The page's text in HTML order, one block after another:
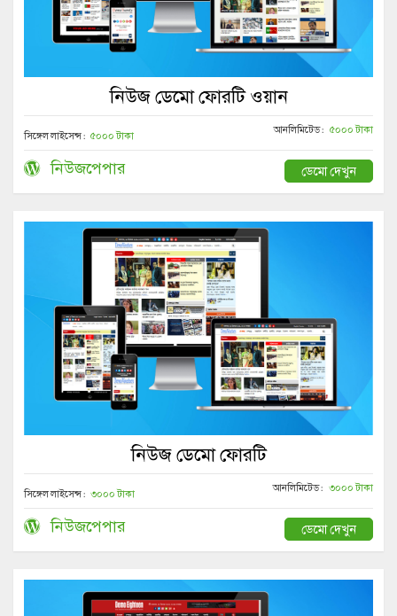
নিউজ ডেমো ফোরটি ওয়ান
সিঙ্গেল লাইসেন্স : ৫০০০ টাকা আনলিমিটেড : ৫০০০ টাকা
নিউজপেপার ডেমো দেখুন
নিউজ ডেমো ফোরটি
সিঙ্গেল লাইসেন্স : ৩০০০ টাকা আনলিমিটেড : ৩০০০ টাকা
নিউজপেপার ডেমো দেখুন